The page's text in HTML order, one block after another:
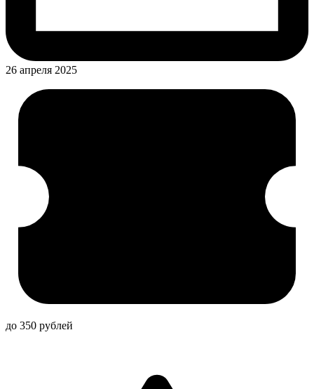
26 апреля 2025
до 350 рублей